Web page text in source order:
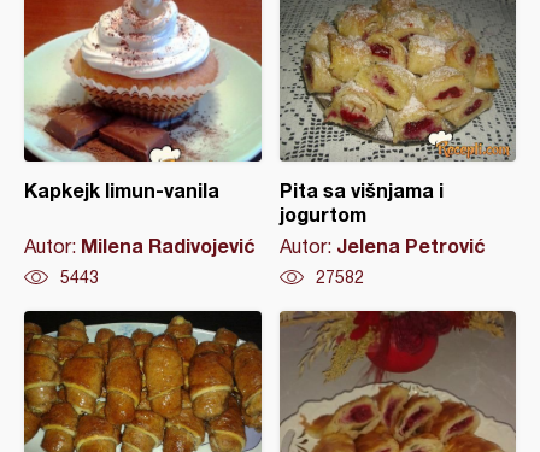
Kapkejk limun-vanila
Autor: Milena Radivojević
5443
Pita sa višnjama i
jogurtom
Autor: Jelena Petrović
27582